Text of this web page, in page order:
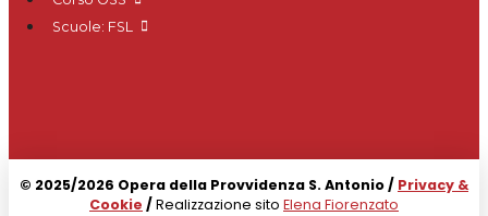
Scuole: FSL
© 2025/2026 Opera della Provvidenza S. Antonio / Privacy &
Cookie /Realizzazione sito Elena Fiorenzato